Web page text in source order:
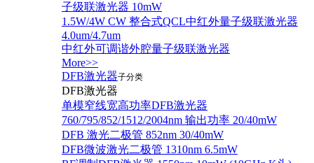
子级联激光器 10mW
1.5W/4W CW 整合式QCL中红外量子级联激光器
4.0um/4.7um
中红外可调谐外腔量子级联激光器
More>>
DFB激光器子分类
DFB激光器
单模窄线宽高功率DFB激光器
760/795/852/1512/2004nm 输出功率 20/40mW
DFB 激光二极管 852nm 30/40mW
DFB微波激光二极管 1310nm 6.5mW